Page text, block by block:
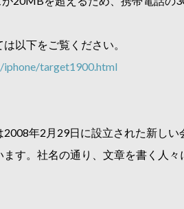
以下をご覧ください。
target1900.html
年2月29日に設立された新し
す。社名の通り、文章を書く人